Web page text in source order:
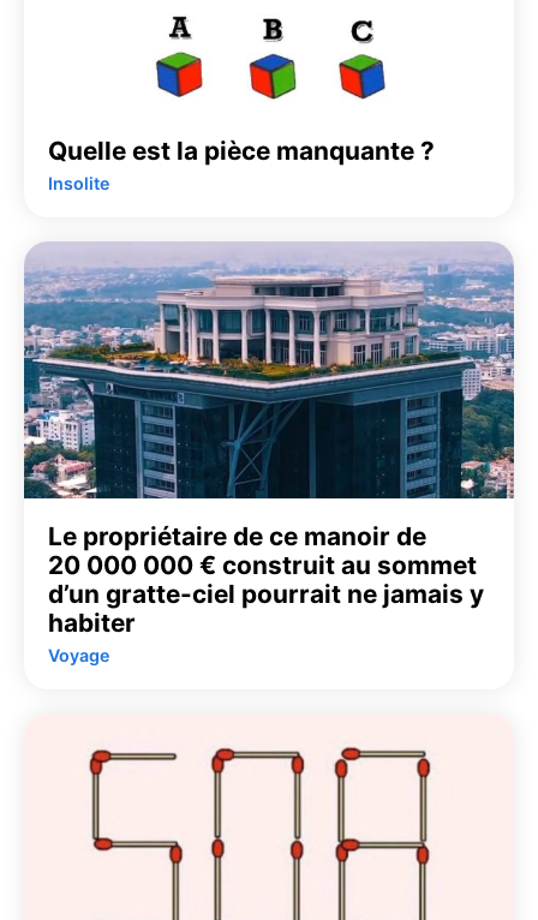
Quelle est la pièce manquante ?
Insolite
Le propriétaire de ce manoir de
20 000 000 € construit au sommet
d’un gratte-ciel pourrait ne jamais y
habiter
Voyage